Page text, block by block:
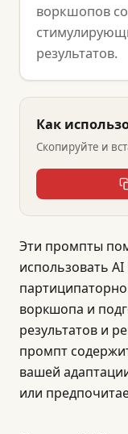
воркшопов
результатов.
Как
Скопируйте и
Эти промпты
использовать
воркшопа и
результатов и
промпт
вашей
или